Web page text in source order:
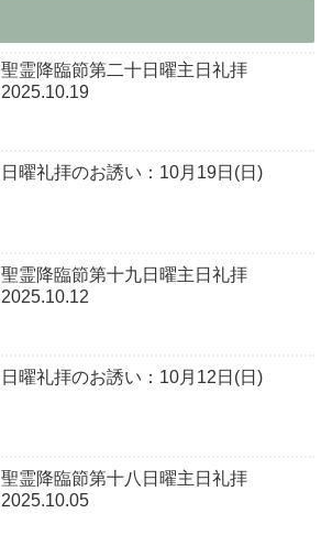
聖霊降臨節第二十日曜主日礼拝
2025.10.19
日曜礼拝のお誘い：10月19日(日)
聖霊降臨節第十九日曜主日礼拝
2025.10.12
日曜礼拝のお誘い：10月12日(日)
聖霊降臨節第十八日曜主日礼拝
2025.10.05